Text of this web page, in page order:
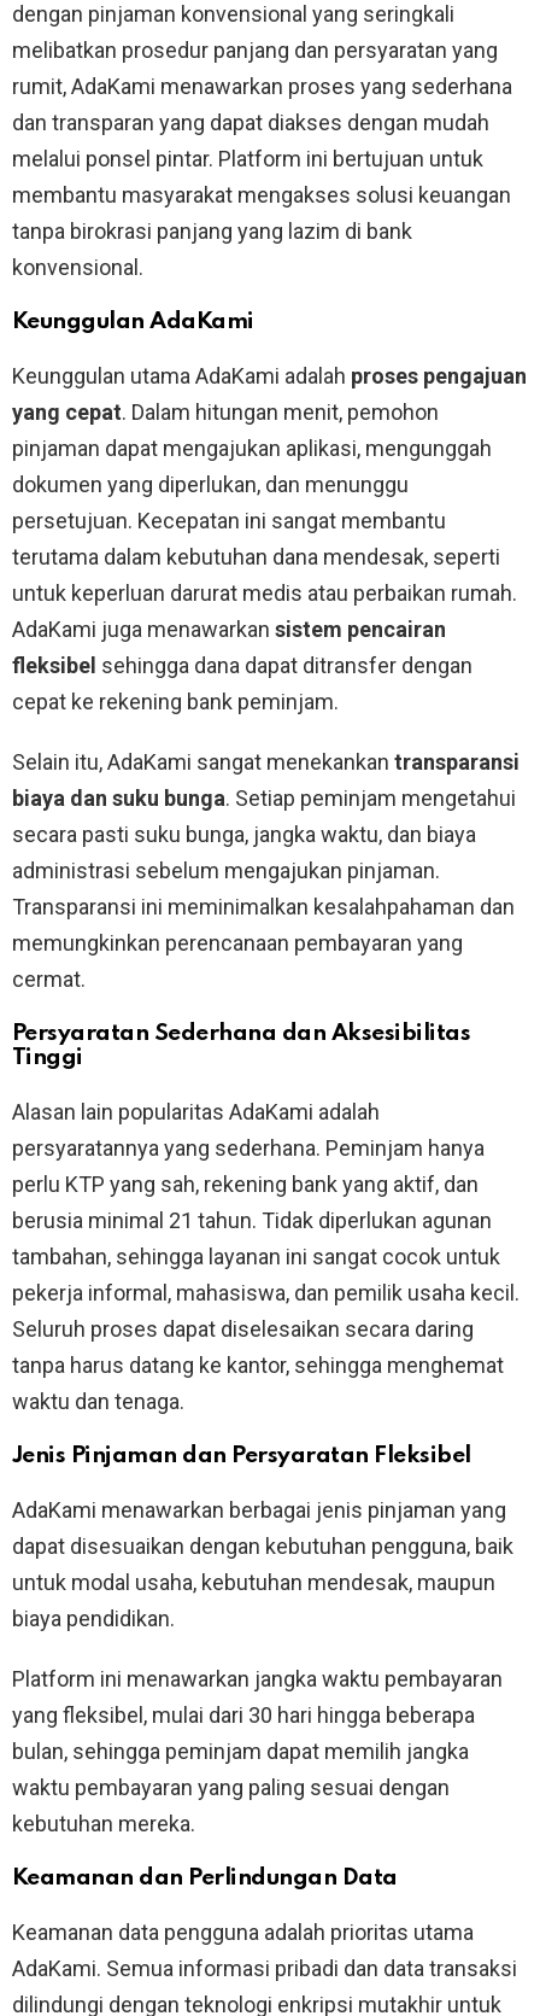
dengan pinjaman konvensional yang seringkali
melibatkan prosedur panjang dan persyaratan yang
rumit, AdaKami menawarkan proses yang sederhana
dan transparan yang dapat diakses dengan mudah
melalui ponsel pintar. Platform ini bertujuan untuk
membantu masyarakat mengakses solusi keuangan
tanpa birokrasi panjang yang lazim di bank
konvensional.
Keunggulan AdaKami
Keunggulan utama AdaKami adalah proses pengajuan
yang cepat. Dalam hitungan menit, pemohon
pinjaman dapat mengajukan aplikasi, mengunggah
dokumen yang diperlukan, dan menunggu
persetujuan. Kecepatan ini sangat membantu
terutama dalam kebutuhan dana mendesak, seperti
untuk keperluan darurat medis atau perbaikan rumah.
AdaKami juga menawarkan sistem pencairan
fleksibel sehingga dana dapat ditransfer dengan
cepat ke rekening bank peminjam.
Selain itu, AdaKami sangat menekankan transparansi
biaya dan suku bunga. Setiap peminjam mengetahui
secara pasti suku bunga, jangka waktu, dan biaya
administrasi sebelum mengajukan pinjaman.
Transparansi ini meminimalkan kesalahpahaman dan
memungkinkan perencanaan pembayaran yang
cermat.
Persyaratan Sederhana dan Aksesibilitas
Tinggi
Alasan lain popularitas AdaKami adalah
persyaratannya yang sederhana. Peminjam hanya
perlu KTP yang sah, rekening bank yang aktif, dan
berusia minimal 21 tahun. Tidak diperlukan agunan
tambahan, sehingga layanan ini sangat cocok untuk
pekerja informal, mahasiswa, dan pemilik usaha kecil.
Seluruh proses dapat diselesaikan secara daring
tanpa harus datang ke kantor, sehingga menghemat
waktu dan tenaga.
Jenis Pinjaman dan Persyaratan Fleksibel
AdaKami menawarkan berbagai jenis pinjaman yang
dapat disesuaikan dengan kebutuhan pengguna, baik
untuk modal usaha, kebutuhan mendesak, maupun
biaya pendidikan.
Platform ini menawarkan jangka waktu pembayaran
yang fleksibel, mulai dari 30 hari hingga beberapa
bulan, sehingga peminjam dapat memilih jangka
waktu pembayaran yang paling sesuai dengan
kebutuhan mereka.
Keamanan dan Perlindungan Data
Keamanan data pengguna adalah prioritas utama
AdaKami. Semua informasi pribadi dan data transaksi
dilindungi dengan teknologi enkripsi mutakhir untuk